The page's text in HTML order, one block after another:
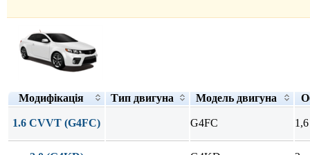
Модифікація Тип двигуна Модель двигуна
1.6 CVVT (G4FC) G4FC 1,6